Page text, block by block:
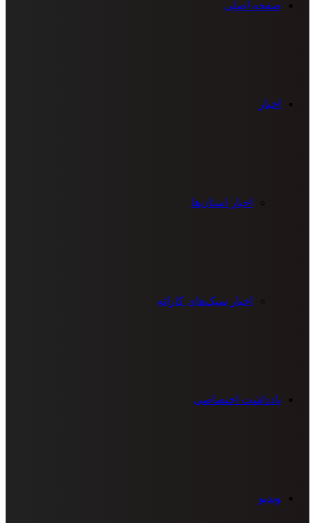
صفحه اصلی
اخبار
اخبار استان‌ها
اخبار سبک‌های کاراته
یادداشت اختصاصی
ویدیو